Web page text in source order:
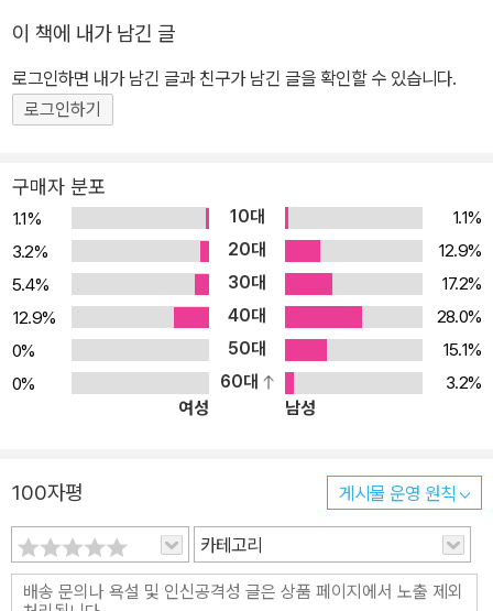
이 책에 내가 남긴 글
로그인하면 내가 남긴 글과 친구가 남긴 글을 확인할 수 있습니다.
로그인하기
구매자 분포
1.1% 10대
1.1%
3.2%
20대
12.9%
5.4%
30대
17.2%
12.9%
40대
28.0%
0%
50대
15.1%
0%
60대
3.2%
여성
남성
100자평 게시물 운영 원칙
카테고리